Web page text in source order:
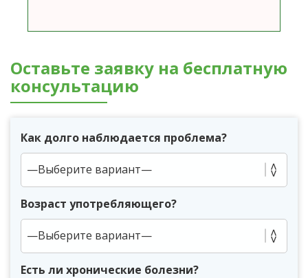
Оставьте заявку на бесплатную
консультацию
Как долго наблюдается проблема?
Возраст употребляющего?
Есть ли хронические болезни?